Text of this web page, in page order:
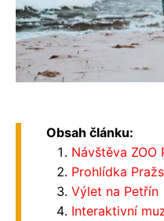
Obsah článku:
Návštěva ZOO
Prohlídka
Výlet na Petřín
Interaktivní